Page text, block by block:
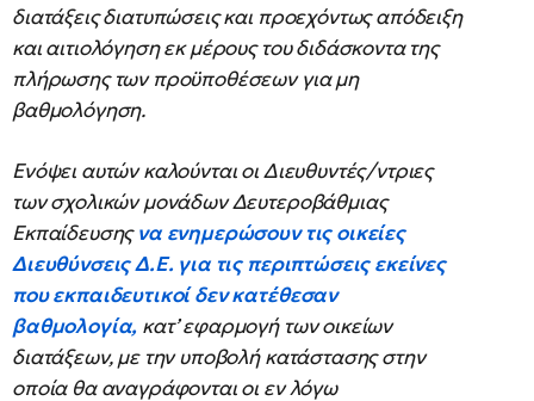
διατάξεις διατυπώσεις και προεχόντως απόδειξη
και αιτιολόγηση εκ μέρους του διδάσκοντα της
πλήρωσης των προϋποθέσεων για μη
βαθμολόγηση.
Ενόψει αυτών καλούνται οι Διευθυντές/ντριες
των σχολικών μονάδων Δευτεροβάθμιας
Εκπαίδευσηςνα ενημερώσουν τις οικείες
Διευθύνσεις Δ.Ε. για τις περιπτώσεις εκείνες
που εκπαιδευτικοί δεν κατέθεσαν
βαθμολογία, κατ’ εφαρμογή των οικείων
διατάξεων, με την υποβολή κατάστασης στην
οποία θα αναγράφονται οι εν λόγω